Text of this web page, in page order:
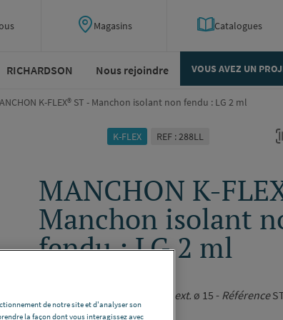
Magasins Catalogues
RICHARDSON Nous rejoindre VOUS AVEZ UN
K-FLEX® ST - Manchon isolant non fendu : LG 2 ml
K-FLEX REF : 288LL
MANCHON K-
Manchon isolant
fendu : LG 2 ml
Diamètre ext. ø 15 - Référence
de notre site et d'analyser son
la façon dont vous interagissez avec